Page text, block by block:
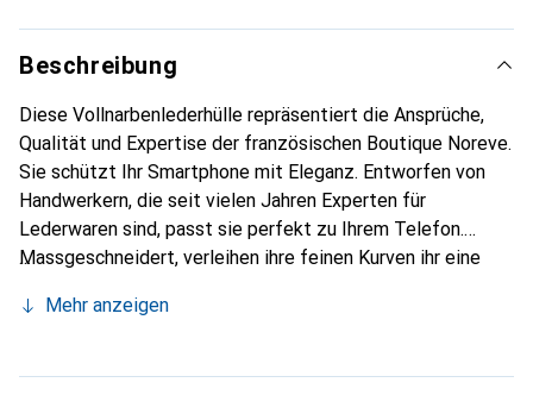
Beschreibung
Diese Vollnarbenlederhülle repräsentiert die Ansprüche,
Qualität und Expertise der französischen Boutique Noreve.
Sie schützt Ihr Smartphone mit Eleganz. Entworfen von
Handwerkern, die seit vielen Jahren Experten für
Lederwaren sind, passt sie perfekt zu Ihrem Telefon.
Massgeschneidert, verleihen ihre feinen Kurven ihr eine
Zubehör Ihres Smartphones. International anerkannt für
sichere Wahl für eine anspruchsvolle Kundschaft.
Mehr anzeigen